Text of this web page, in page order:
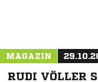
MAGAZIN
RUDI VÖLLER